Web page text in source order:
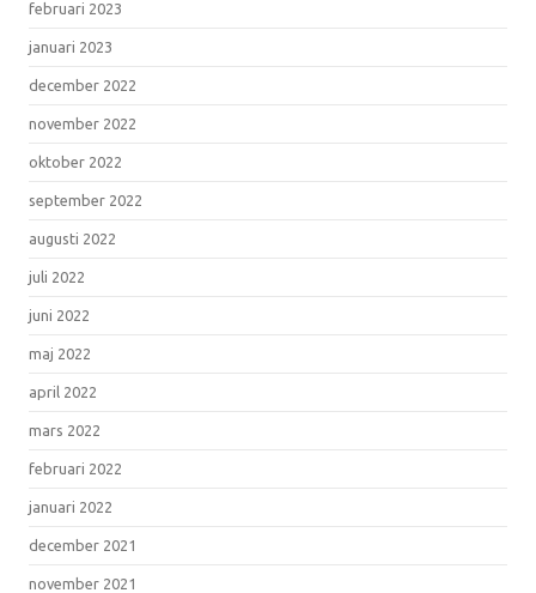
februari 2023
januari 2023
december 2022
november 2022
oktober 2022
september 2022
augusti 2022
juli 2022
juni 2022
maj 2022
april 2022
mars 2022
februari 2022
januari 2022
december 2021
november 2021